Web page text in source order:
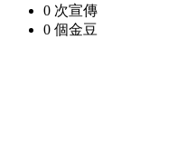
0 次宣傳
0 個金豆